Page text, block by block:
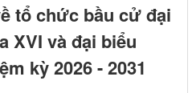
tổ chức bầu cử đại
XVI và đại biểu
kỳ 2026 - 2031